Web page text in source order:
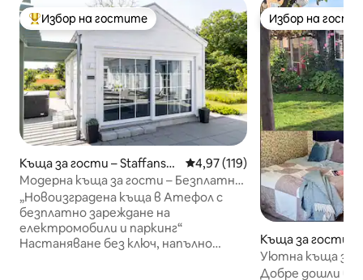
Най-популярен избор на гостите
Избор на гостите
Къща за гости – Staffansto
rp
Средна оценка: 4,97 от 5,
4,97 (119)
Модерна къща за гости – Безплатно
зареждане на електромобили – Близо
до E6/Малмьо
„Новоизградена къща в Атефол с
безплатно зареждане на
електромобили и паркинг“
Настаняване без ключ, напълно
Избор на
Избор на
Къща за гости –
Уютна къща за
Добре дошли в